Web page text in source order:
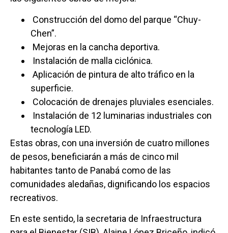
Construcción del domo del parque “Chuy-
Chen”.
Mejoras en la cancha deportiva.
Instalación de malla ciclónica.
Aplicación de pintura de alto tráfico en la
superficie.
Colocación de drenajes pluviales esenciales.
Instalación de 12 luminarias industriales con
tecnología LED.
Estas obras, con una inversión de cuatro millones
de pesos, beneficiarán a más de cinco mil
habitantes tanto de Panabá como de las
comunidades aledañas, dignificando los espacios
recreativos.
En este sentido, la secretaria de Infraestructura